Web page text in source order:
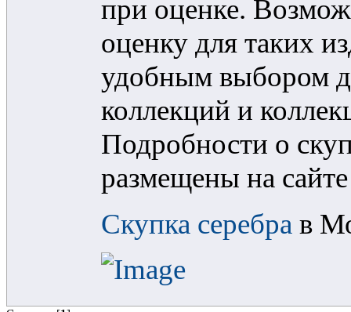
при оценке.
оценку для таких
удобным выбором
коллекций и
Подробности о
размещены на
Скупка серебра в